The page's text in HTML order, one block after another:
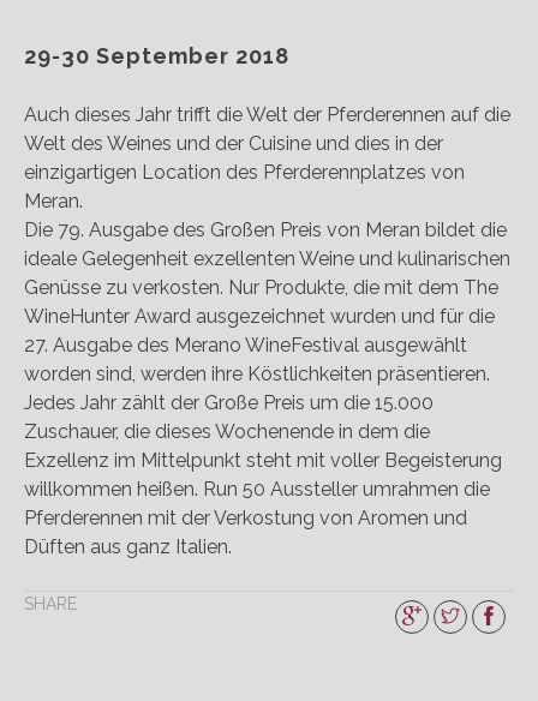
29-30 September 2018
Auch dieses Jahr trifft die Welt der Pferderennen auf die
Welt des Weines und der Cuisine und dies in der
einzigartigen Location des Pferderennplatzes von
Meran.
Die 79. Ausgabe des Großen Preis von Meran bildet die
ideale Gelegenheit exzellenten Weine und kulinarischen
Genüsse zu verkosten. Nur Produkte, die mit dem The
WineHunter Award ausgezeichnet wurden und für die
27. Ausgabe des Merano WineFestival ausgewählt
worden sind, werden ihre Köstlichkeiten präsentieren.
Jedes Jahr zählt der Große Preis um die 15.000
Zuschauer, die dieses Wochenende in dem die
Exzellenz im Mittelpunkt steht mit voller Begeisterung
willkommen heißen. Run 50 Aussteller umrahmen die
Pferderennen mit der Verkostung von Aromen und
Düften aus ganz Italien.
SHARE